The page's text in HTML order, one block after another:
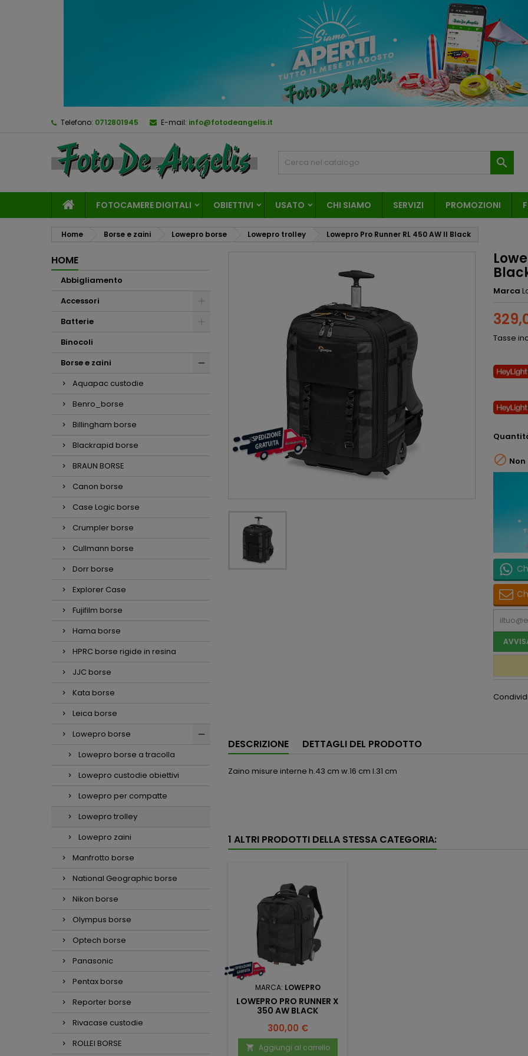
Telefono: 0712801945 E-mail: info@fotodeangelis.it

FOTOCAMERE DIGITALI OBIETTIVI USATO CHI SIAMO SERVIZI PROMOZIONI
Home Borse e zaini Lowepro borse Lowepro trolley Lowepro Pro Runner RL 450 AW II Black
HOME
Abbigliamento
Accessori
Batterie
Binocoli
Borse e zaini
Aquapac custodie
Benro_borse
Billingham borse
Blackrapid borse
BRAUN BORSE
Canon borse
Case Logic borse
Crumpler borse
Cullmann borse
Dorr borse
Explorer Case
Fujifilm borse
Hama borse
HPRC borse rigide in resina
JJC borse
Kata borse
Leica borse
Lowepro borse
Lowepro borse a tracolla
Lowepro custodie obiettivi
Lowepro per compatte
Lowepro trolley
Lowepro zaini
Manfrotto borse
National Geographic borse
Nikon borse
Olympus borse
Optech borse
Panasonic
Pentax borse
Reporter borse
Rivacase custodie
ROLLEI BORSE
Marca
Tasse

DESCRIZIONE DETTAGLI DEL PRODOTTO
Zaino misure interne h.43 cm w.16 cm l.31 cm
1 ALTRI PRODOTTI DELLA STESSA CATEGORIA:
MARCA: LOWEPRO
LOWEPRO PRO RUNNER X
350 AW BLACK
Prezzo
300,00 €
 Aggiungi al carrello